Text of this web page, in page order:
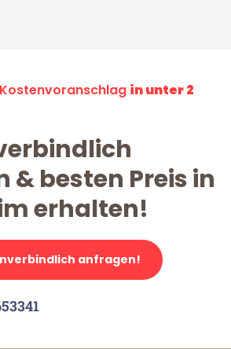
in unter 2
& besten Preis in
erhalten!
anfragen!